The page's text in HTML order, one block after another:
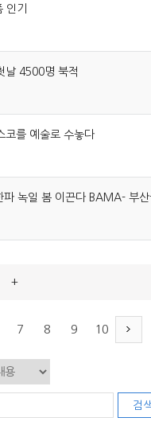
인기
날 4500명 북적
코를 예술로 수놓다
+
7 8 9 10
검